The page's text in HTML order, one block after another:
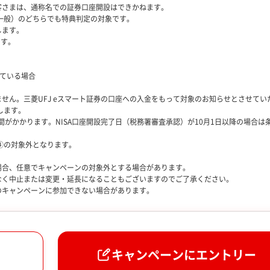
まは、通称名での証券口座開設はできかねます。
）のどちらでも特典判定の対象です。
す。
。
いる場合
ん。三菱UFJ eスマート証券の口座への入金をもって対象のお知らせとさせてい
す。
がかかります。NISA口座開設完了日（税務署審査承認）が10月1日以降の場合
対象外となります。
、任意でキャンペーンの対象外とする場合があります。
中止または変更・延長になることもございますのでご了承ください。
ャンペーンに参加できない場合があります。
キャンペーンにエントリー